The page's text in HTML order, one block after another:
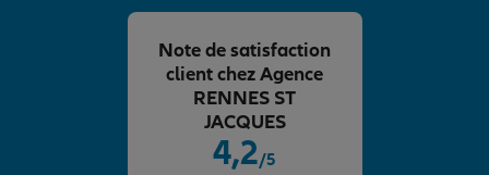
Placements financiers
Investissements immobiliers
Déménager
Changer de voiture
4,2/5
Note de satisfaction
client chez Agence
RENNES ST
JACQUES